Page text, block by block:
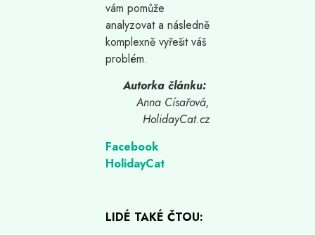
vám pomůže
analyzovat a následně
komplexně vyřešit váš
problém.
Autorka článku:
Anna Císařová,
HolidayCat.cz
Facebook
HolidayCat
LIDÉ TAKÉ ČTOU: